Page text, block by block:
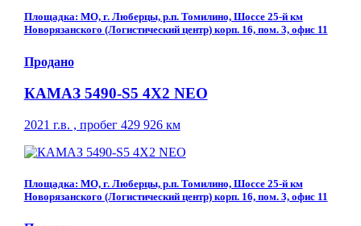
Площадка: МО, г. Люберцы, р.п. Томилино, Шоссе 25-й км
Новорязанского (Логистический центр) корп. 16, пом. 3, офис 11
Продано
КАМАЗ 5490-S5 4Х2 NEO
2021 г.в. , пробег 429 926 км
Площадка: МО, г. Люберцы, р.п. Томилино, Шоссе 25-й км
Новорязанского (Логистический центр) корп. 16, пом. 3, офис 11